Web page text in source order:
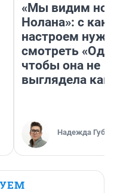
«Мы видим
Нолана»: с
настроем
смотреть
чтобы она не
выглядела как
Надежда